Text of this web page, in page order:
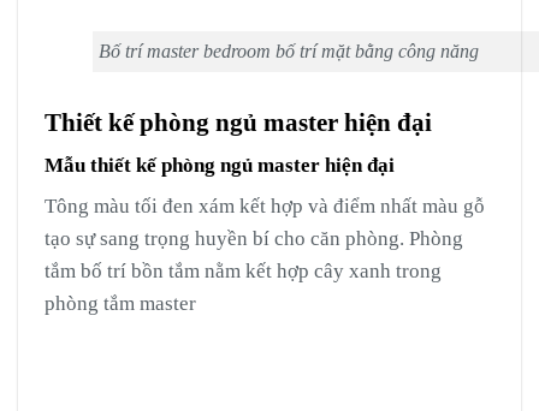
Bố trí master bedroom bố trí mặt bằng công năng
Thiết kế phòng ngủ master hiện đại
Mẫu thiết kế phòng ngủ master hiện đại
Tông màu tối đen xám kết hợp và điểm nhất màu gỗ
tạo sự sang trọng huyền bí cho căn phòng. Phòng
tắm bố trí bồn tắm nằm kết hợp cây xanh trong
phòng tắm master